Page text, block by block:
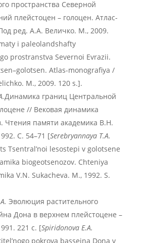
пространства Северной
плейстоцен – голоцен. Атлас-
ред. А.А. Величко. М., 2009.
i paleolandshafty
prostranstva Severnoi Evrazii.
Atlas-monografiya /
M., 2009. 120 s.].
Динамика границ Центральной
// Вековая динамика
Чтения памяти академика В.Н.
С. 54–71 [Serebryannaya T.A.
Tsentral’noi lesostepi v golotsene
biogeotsenozov. Chteniya
V.N. Sukacheva. M., 1992. S.
Эволюция растительного
Дона в верхнем плейстоцене –
221 с. [Spiridonova E.A.
pokrova basseina Dona v